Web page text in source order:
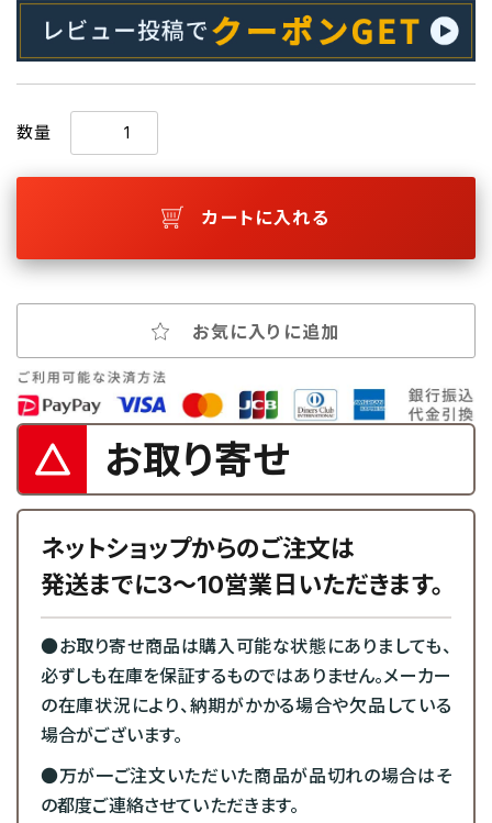
数量
カートに入れる
お気に入りに追加
お取り寄せ
ネットショップからのご注文は
発送までに3～10営業日いただきます。
●お取り寄せ商品は購入可能な状態にありましても、
必ずしも在庫を保証するものではありません。メーカー
の在庫状況により、納期がかかる場合や欠品している
場合がございます。
●万が一ご注文いただいた商品が品切れの場合はそ
の都度ご連絡させていただきます。